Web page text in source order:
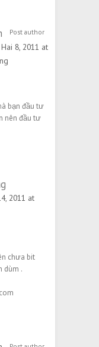
Post author
8, 2011 at
bạn đầu tư
nên đầu tư
2011 at
chưa bit
dùm .